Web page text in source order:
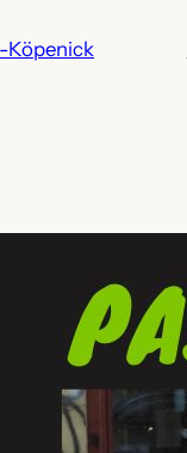
Köpenick